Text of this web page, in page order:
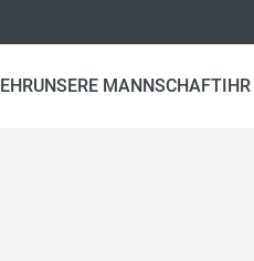
UNSERE MANNSCHAFT